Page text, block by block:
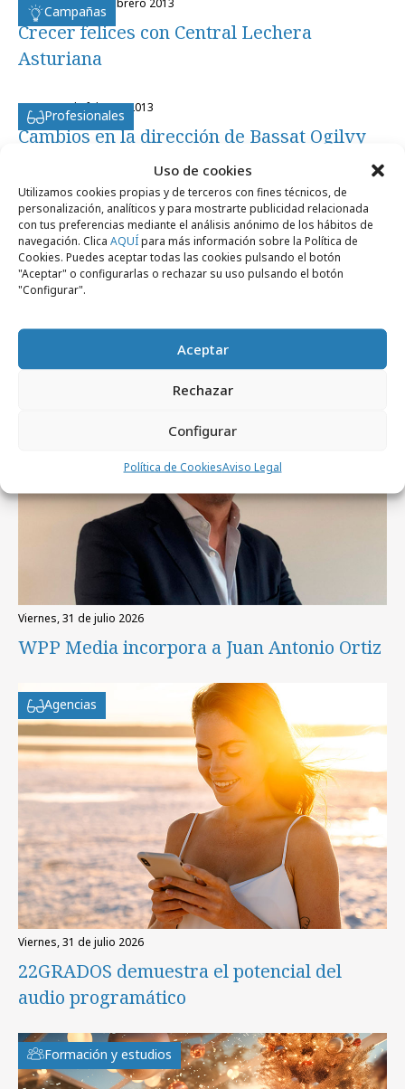
Uso de cookies
Utilizamos cookies propias y de terceros con fines técnicos, de
personalización, analíticos y para mostrarte publicidad relacionada
con tus preferencias mediante el análisis anónimo de los hábitos de
navegación. Clica AQUÍpara más información sobre la Política de
Cookies. Puedes aceptar todas las cookies pulsando el botón
"Aceptar" o configurarlas o rechazar su uso pulsando el botón
"Configurar".
Aceptar
Rechazar
Configurar
Política de CookiesAviso Legal
Campañas
miércoles, 13 de febrero 2013
Crecer felices con Central Lechera
Asturiana
Profesionales
martes, 5 de febrero 2013
Cambios en la dirección de Bassat Ogilvy
Artículos recientes
viernes, 31 de julio 2026
WPP Media incorpora a Juan Antonio Ortiz
Agencias
viernes, 31 de julio 2026
22GRADOS demuestra el potencial del
audio programático
Formación y estudios